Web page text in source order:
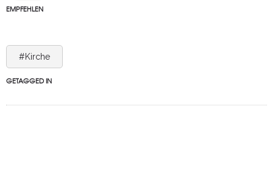
EMPFEHLEN
#Kirche
GETAGGED IN